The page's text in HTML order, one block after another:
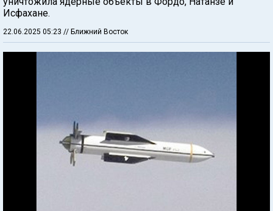
Исфахане.
22.06.2025 05:23 // Ближний Восток